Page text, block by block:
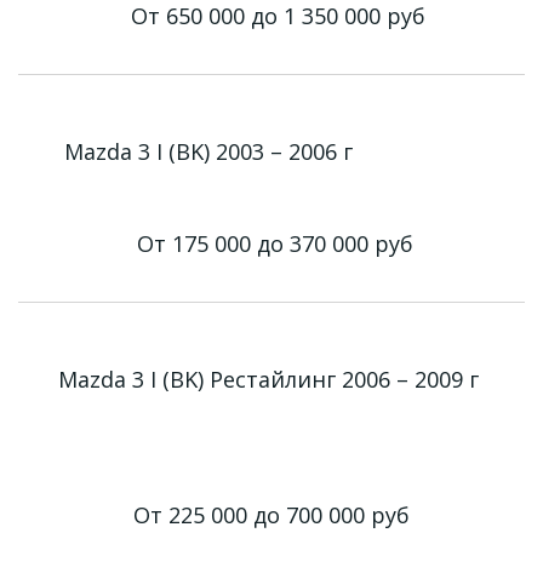
От 650 000 до 1 350 000 руб
Mazda 3 I (BK) 2003 – 2006 г
От 175 000 до 370 000 руб
Mazda 3 I (BK) Рестайлинг 2006 – 2009 г
От 225 000 до 700 000 руб